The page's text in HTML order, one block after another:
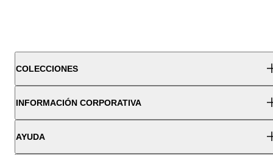
COLECCIONES
INFORMACIÓN CORPORATIVA
AYUDA